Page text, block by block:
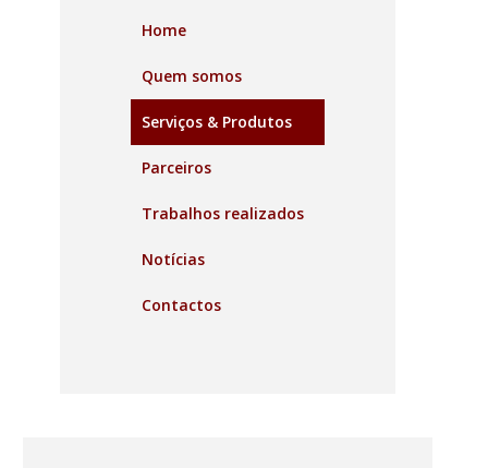
Home
Quem somos
Serviços & Produtos
Parceiros
Trabalhos realizados
Notícias
Contactos